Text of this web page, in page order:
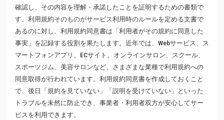
確認し、その内容を理解・承諾したことを証明するための書類で
す。利用規約そのものがサービス利用時のルールを定める文書で
あるのに対し、利用規約同意書は「利用者がその規約に同意した
事実」を記録する役割を果たします。近年では、Webサービス、ス
マートフォンアプリ、ECサイト、オンラインサロン、スクール、
スポーツジム、美容サロンなど、さまざまな業種で利用規約への
同意取得が行われています。利用規約同意書を作成しておくこと
で、後日「規約を見ていない」「説明を受けていない」といった
トラブルを未然に防止でき、事業者・利用者双方が安心してサー
ビスを利用できます。